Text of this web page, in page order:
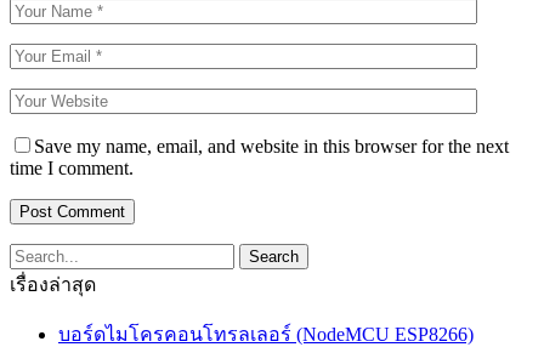
Save my name, email, and website in this browser for the next
time I comment.
เรื่องล่าสุด
บอร์ดไมโครคอนโทรลเลอร์ (NodeMCU ESP8266)